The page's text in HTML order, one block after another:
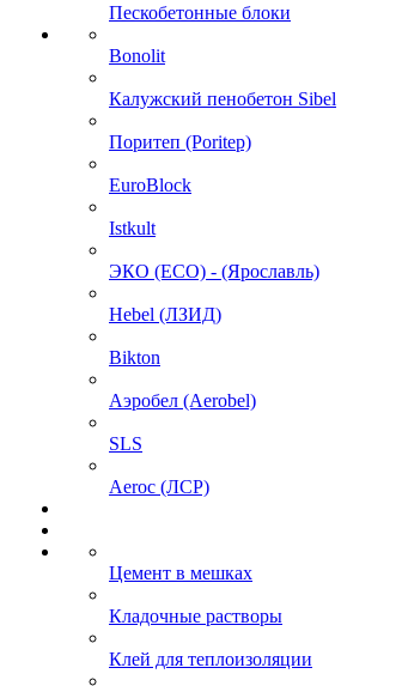
Пескобетонные блоки
Bonolit
Калужский пенобетон Sibel
Поритеп (Poritep)
EuroBlock
Istkult
ЭКО (ECO) - (Ярославль)
Hebel (ЛЗИД)
Bikton
Аэробел (Aerobel)
SLS
Aeroc (ЛСР)
Цемент в мешках
Кладочные растворы
Клей для теплоизоляции